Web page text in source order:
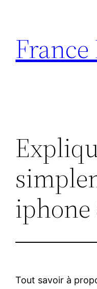
contenu
Tout savoir à